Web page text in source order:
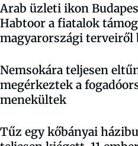
Arab üzleti ikon
Habtoor a fiatalok
magyarországi terveiről
Nemsokára teljesen
megérkeztek a
menekültek
Tűz egy kőbányai